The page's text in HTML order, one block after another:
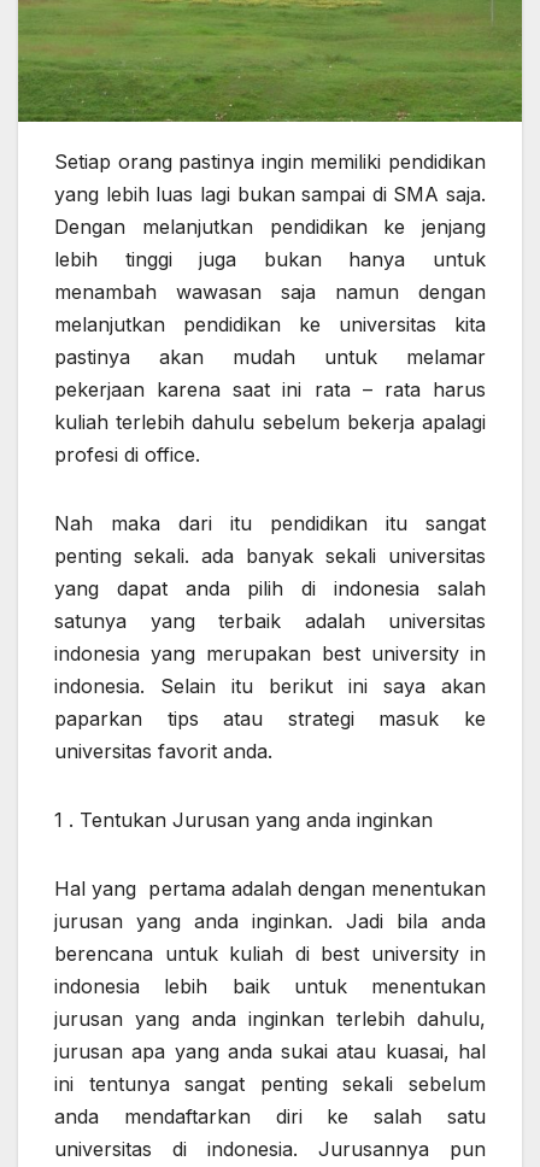
Setiap orang pastinya ingin memiliki pendidikan
yang lebih luas lagi bukan sampai di SMA saja.
Dengan melanjutkan pendidikan ke jenjang
lebih tinggi juga bukan hanya untuk
menambah wawasan saja namun dengan
melanjutkan pendidikan ke universitas kita
pastinya akan mudah untuk melamar
pekerjaan karena saat ini rata – rata harus
kuliah terlebih dahulu sebelum bekerja apalagi
profesi di office.
Nah maka dari itu pendidikan itu sangat
penting sekali. ada banyak sekali universitas
yang dapat anda pilih di indonesia salah
satunya yang terbaik adalah universitas
indonesia yang merupakan best university in
indonesia. Selain itu berikut ini saya akan
paparkan tips atau strategi masuk ke
universitas favorit anda.
1 . Tentukan Jurusan yang anda inginkan
Hal yang pertama adalah dengan menentukan
jurusan yang anda inginkan. Jadi bila anda
berencana untuk kuliah di best university in
indonesia lebih baik untuk menentukan
jurusan yang anda inginkan terlebih dahulu,
jurusan apa yang anda sukai atau kuasai, hal
ini tentunya sangat penting sekali sebelum
anda mendaftarkan diri ke salah satu
universitas di indonesia. Jurusannya pun